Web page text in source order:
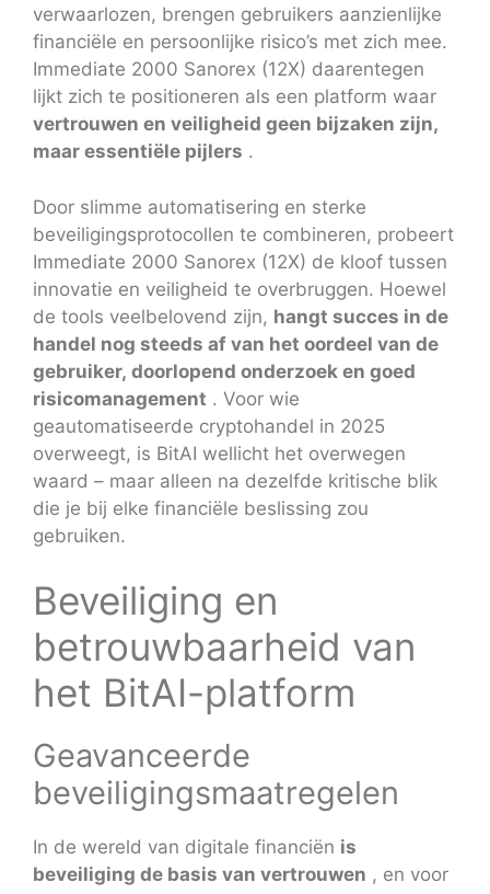
verwaarlozen, brengen gebruikers aanzienlijke
financiële en persoonlijke risico’s met zich mee.
Immediate 2000 Sanorex (12X) daarentegen
lijkt zich te positioneren als een platform waar
vertrouwen en veiligheid geen bijzaken zijn,
maar essentiële pijlers .
Door slimme automatisering en sterke
beveiligingsprotocollen te combineren, probeert
Immediate 2000 Sanorex (12X) de kloof tussen
innovatie en veiligheid te overbruggen. Hoewel
de tools veelbelovend zijn, hangt succes in de
handel nog steeds af van het oordeel van de
gebruiker, doorlopend onderzoek en goed
risicomanagement . Voor wie
geautomatiseerde cryptohandel in 2025
overweegt, is BitAI wellicht het overwegen
waard – maar alleen na dezelfde kritische blik
die je bij elke financiële beslissing zou
gebruiken.
Beveiliging en
betrouwbaarheid van
het BitAI-platform
Geavanceerde
beveiligingsmaatregelen
In de wereld van digitale financiën is
beveiliging de basis van vertrouwen , en voor